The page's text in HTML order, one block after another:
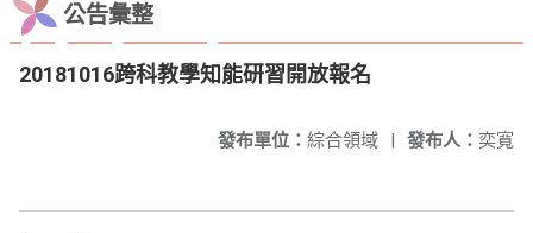
公告彙整
20181016跨科教學知能研習開放報名
發布人： 奕寬
發布單位： 綜合領域 |